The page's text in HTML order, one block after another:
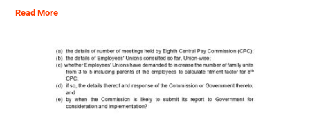
Read More